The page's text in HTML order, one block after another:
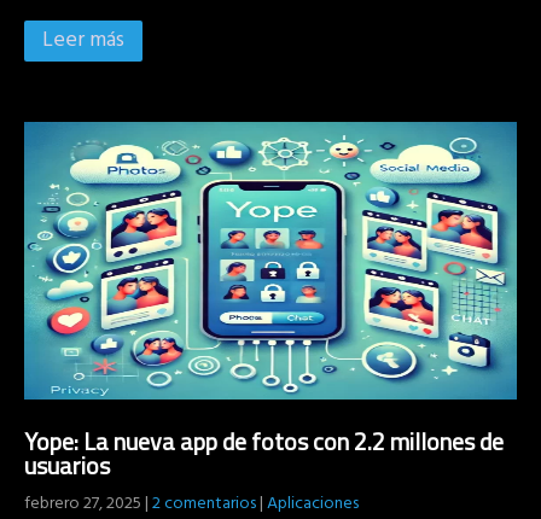
Leer más
Yope: La nueva app de fotos con 2.2 millones de
usuarios
febrero 27, 2025|2 comentarios|Aplicaciones